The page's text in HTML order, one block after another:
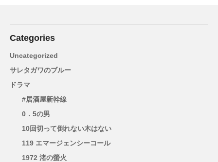
Categories
Uncategorized
サレタガワのブルー
ドラマ
#居酒屋新幹線
0．5の男
10回切って倒れない木はない
119 エマージェンシーコール
1972 渚の螢火